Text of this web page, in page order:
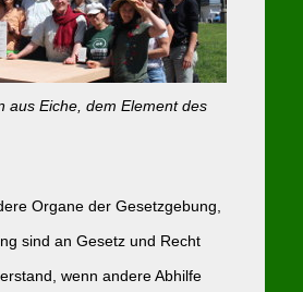
aus Eiche, dem Element des
Organe der Gesetzgebung,
sind an Gesetz und Recht
wenn andere Abhilfe